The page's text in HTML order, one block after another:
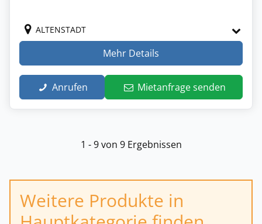
ALTENSTADT
Mehr Details
Anrufen Mietanfrage senden
1 - 9 von 9 Ergebnissen
Weitere Produkte in